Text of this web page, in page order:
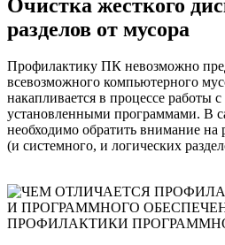
Очистка жесткого
разделов от мусора
Профилактику ПК невозможно
всевозможного компьютерного
накапливается в процессе работы
установленными программами. В
необходимо обратить внимание на
(и системного, и логических